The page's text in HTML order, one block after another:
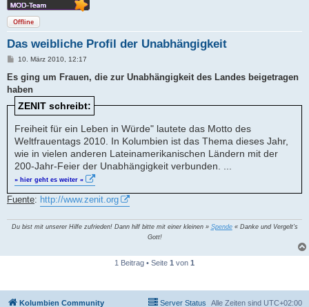
Offline
Das weibliche Profil der Unabhängigkeit
B
i
r
g
10. März 2010, 12:17
Es ging um Frauen, die zur Unabhängigkeit des Landes beigetragen
haben
ZENIT schreibt:
Freiheit für ein Leben in Würde" lautete das Motto des
Weltfrauentags 2010. In Kolumbien ist das Thema dieses Jahr,
wie in vielen anderen Lateinamerikanischen Ländern mit der
200-Jahr-Feier der Unabhängigkeit verbunden. ...
» hier geht es weiter «
Fuente: http://www.zenit.org
Du bist mit unserer Hilfe zufrieden! Dann hilf bitte mit einer kleinen » Spende« Danke und Vergelt's
Gott!
1 Beitrag • Seite 1 von 1
Kolumbien Community Alle Zeiten sind UTC+02:00
Server Status